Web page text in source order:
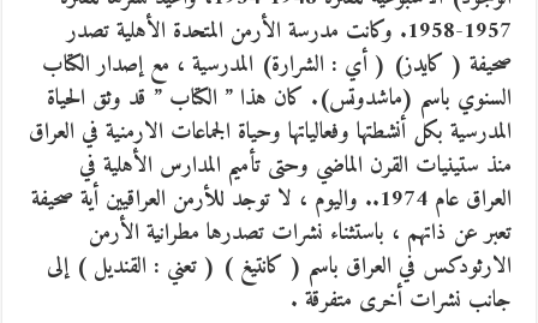
1957-1958. وكانت مدرسة الأرمن المتحدة الأهلية تصدر
صحيفة ( كايدز) ( أي : الشرارة) المدرسية ، مع إصدار الكتاب
السنوي باسم (ماشدوتس). كان هذا ” الكتاب ” قد وثق الحياة
المدرسية بكل أنشطتها وفعالياتها وحياة الجماعات الارمنية في العراق
منذ ستينيات القرن الماضي وحتى تأميم المدارس الأهلية في
العراق عام 1974.. واليوم ، لا توجد للأرمن العراقيين أية صحيفة
تعبر عن ذاتهم ، باستثناء نشرات تصدرها مطرانية الأرمن
الارثودكس في العراق باسم ( كانتيغ ) ( تعني : القنديل ) إلى
جانب نشرات أخرى متفرقة .